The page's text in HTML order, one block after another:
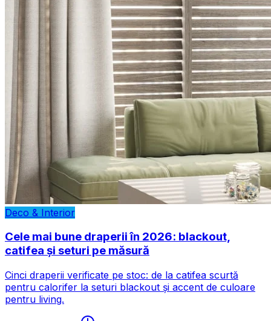
Deco & Interior
Cele mai bune draperii în 2026: blackout,
catifea și seturi pe măsură
Cinci draperii verificate pe stoc: de la catifea scurtă
pentru calorifer la seturi blackout și accent de culoare
pentru living.